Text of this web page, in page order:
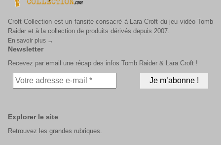
Croft Collection est un fansite consacré à Lara Croft du jeu vidéo Tomb
Raider et à la collection de produits dérivés depuis 2007.
En savoir plus →
Newsletter
Recevez par email une récap des infos Tomb Raider & Lara Croft !
Explorer le site
Retrouvez les grandes rubriques.